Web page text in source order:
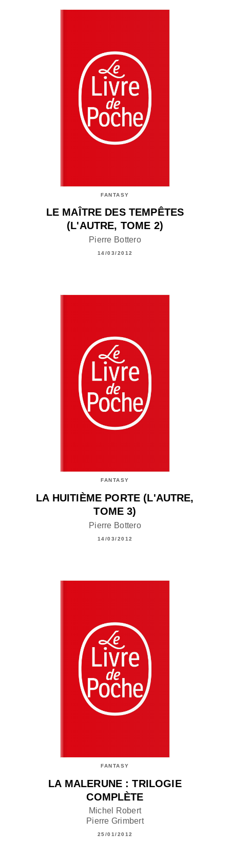
FANTASY
LE MAÎTRE DES TEMPÊTES
(L'AUTRE, TOME 2)
Pierre Bottero
14/03/2012
FANTASY
LA HUITIÈME PORTE (L'AUTRE,
TOME 3)
Pierre Bottero
14/03/2012
FANTASY
LA MALERUNE : TRILOGIE
COMPLÈTE
Michel Robert
Pierre Grimbert
25/01/2012